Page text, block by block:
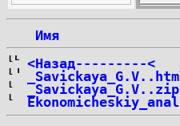
Имя
<Назад---------<
_Savickaya_G.V..zip